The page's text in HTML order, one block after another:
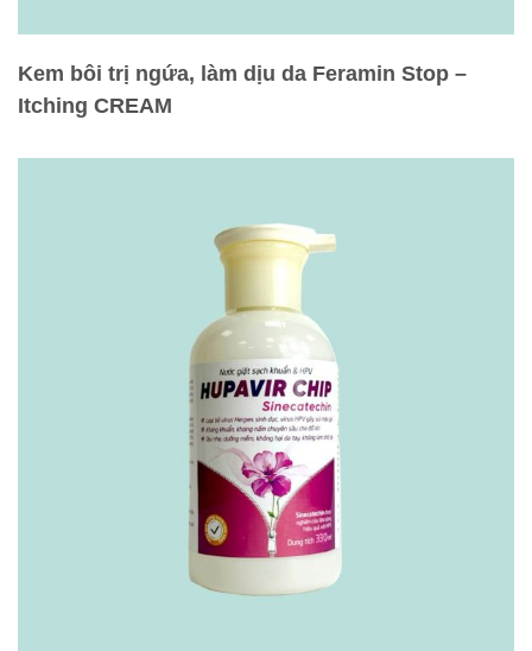
Kem bôi trị ngứa, làm dịu da Feramin Stop –
Itching CREAM